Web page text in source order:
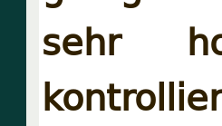
sehr